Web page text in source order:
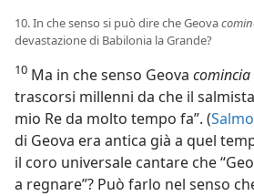
10. In che senso si può dire che Geova
devastazione di Babilonia la Grande?
10 Ma in che senso Geova comincia
trascorsi millenni da che il
mio Re da molto tempo fa”. (
di Geova era antica già a quel
il coro universale cantare che
a regnare”? Può farlo nel senso